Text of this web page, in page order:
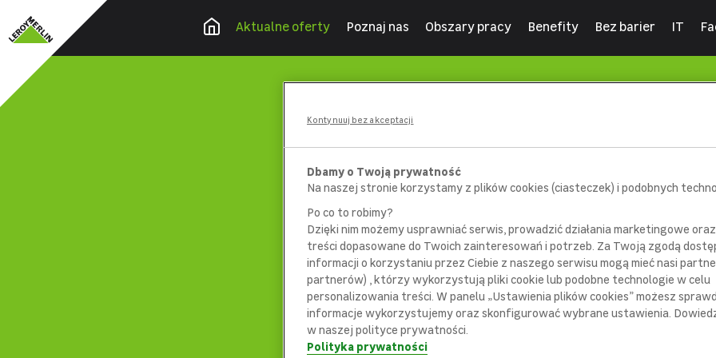
Aktualne oferty Poznaj nas Obszary pracy Benefity Bez barier IT
Dbamy o Twoją prywatność
Na naszej stronie korzystamy z plików cookies (ciasteczek) i podobnych
Po co to robimy?
Dzięki nim możemy usprawniać serwis, prowadzić działania marketingowe
treści dopasowane do Twoich zainteresowań i potrzeb. Za Twoją zgodą
informacji o korzystaniu przez Ciebie z naszego serwisu mogą mieć nasi
partnerów) , którzy wykorzystują pliki cookie lub podobne technologie w celu
personalizowania treści. W panelu „Ustawienia plików cookies” możesz
informacje wykorzystujemy oraz skonfigurować wybrane ustawienia.
w naszej polityce prywatności.
Polityka prywatności
Kontynuuj bez akceptacji